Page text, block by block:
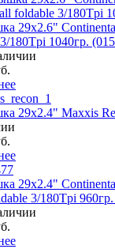
29x2.6"
180Tpi 1040гр.
29x2.4" Maxxis
29x2.4"
3/180Tpi